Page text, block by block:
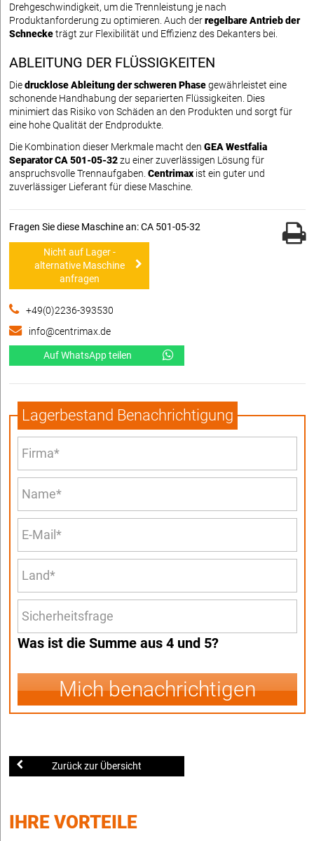
Drehgeschwindigkeit, um die Trennleistung je nach
Produktanforderung zu optimieren. Auch derregelbare Antrieb der
Schnecketrägt zur Flexibilität und Effizienz des Dekanters bei.
ABLEITUNG DER FLÜSSIGKEITEN
Diedrucklose Ableitung der schweren Phasegewährleistet eine
schonende Handhabung der separierten Flüssigkeiten. Dies
minimiert das Risiko von Schäden an den Produkten und sorgt für
eine hohe Qualität der Endprodukte.
Die Kombination dieser Merkmale macht den GEA Westfalia
Separator CA 501-05-32zu einer zuverlässigen Lösung für
anspruchsvolle Trennaufgaben. Centrimax ist ein guter und
zuverlässiger Lieferant für diese Maschine.
Fragen Sie diese Maschine an: CA 501-05-32
Nicht auf Lager -
alternative Maschine
anfragen
+49(0)2236-393530
info@centrimax.de
Auf WhatsApp teilen
Lagerbestand Benachrichtigung
Was ist die Summe aus 4 und 5?
Mich benachrichtigen
Zurück zur Übersicht
IHRE VORTEILE